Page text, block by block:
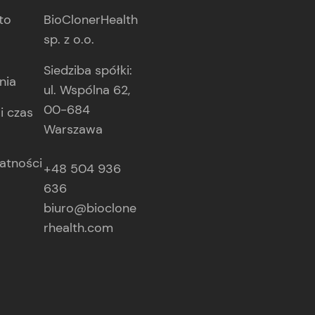
czas
BioClonerHealth
sp. z o.o.
Siedziba spółki:
ul. Wspólna 62,
00-684
Warszawa
+48 504 936
636
biuro@bioclone
rhealth.com